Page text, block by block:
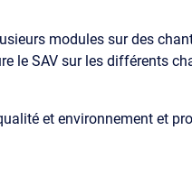
modules sur des
le SAV sur les différents
et environnement et